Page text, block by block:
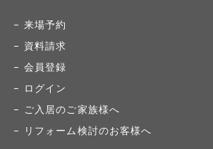
来場予約
資料請求
会員登録
ログイン
ご入居のご家族様へ
リフォーム検討のお客様へ